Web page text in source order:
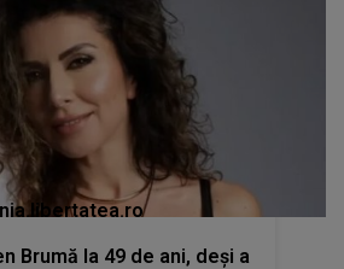
Brumă la 49 de ani, deși a